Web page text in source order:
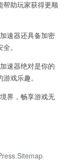
助玩家获得更顺
速器还具备加密
。
速器绝对是你的
戏乐趣。
界，畅享游戏无
.Sitemap.